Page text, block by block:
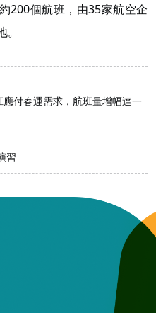
200個航班，由35家航空企
付春運需求，航班量增幅達一
習